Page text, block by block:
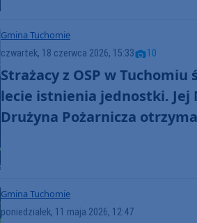
Gmina Tuchomie
czwartek, 18 czerwca 2026, 15:33 10
Strażacy z OSP w Tuchomiu
lecie istnienia jednostki. Jej
Drużyna Pożarnicza
Gmina Tuchomie
poniedziałek, 11 maja 2026, 12:47